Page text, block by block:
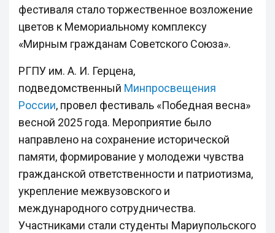
фестиваля стало торжественное возложение
цветов к Мемориальному комплексу
«Мирным гражданам Советского Союза».
РГПУ им. А. И. Герцена,
подведомственный Минпросвещения
России, провел фестиваль «Победная весна»
весной 2025 года. Мероприятие было
направлено на сохранение исторической
памяти, формирование у молодежи чувства
гражданской ответственности и патриотизма,
укрепление межвузовского и
международного сотрудничества.
Участниками стали студенты Мариупольского